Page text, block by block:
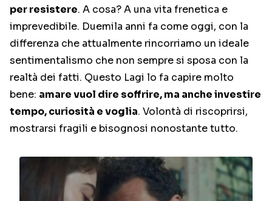
per resistere. A cosa? A una vita frenetica e
imprevedibile. Duemila anni fa come oggi, con la
differenza che attualmente rincorriamo un ideale
sentimentalismo che non sempre si sposa con la
realtà dei fatti. Questo Lagi lo fa capire molto
bene: amare vuol dire soffrire, ma anche investire
tempo, curiosità e voglia. Volontà di riscoprirsi,
mostrarsi fragili e bisognosi nonostante tutto.